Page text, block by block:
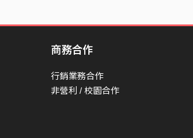
商務合作
行銷業務合作
非營利 / 校園合作